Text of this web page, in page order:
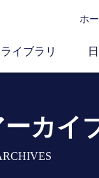
ホ
イブラリ
カイ